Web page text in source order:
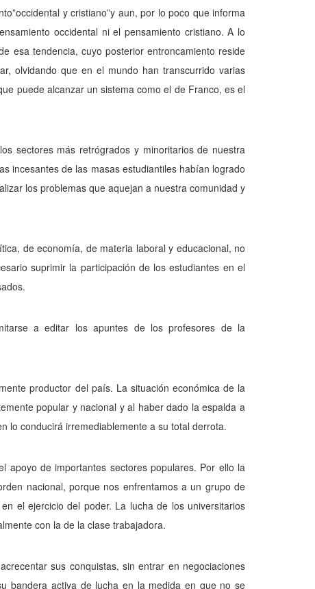
y cristiano”y aun, por lo poco que informa
occidental ni el pensamiento cristiano. A lo
esa tendencia, cuyo posterior entroncamiento reside
olvidando que en el mundo han transcurrido varias
puede alcanzar un sistema como el de Franco, es el
sectores más retrógrados y minoritarios de nuestra
incesantes de las masas estudiantiles habían logrado
los problemas que aquejan a nuestra comunidad y
de economía, de materia laboral y educacional, no
suprimir la participación de los estudiantes en el
a editar los apuntes de los profesores de la
productor del país. La situación económica de la
popular y nacional y al haber dado la espalda a
lo conducirá irremediablemente a su total derrota.
apoyo de importantes sectores populares. Por ello la
nacional, porque nos enfrentamos a un grupo de
el ejercicio del poder. La lucha de los universitarios
con la de la clase trabajadora.
sus conquistas, sin entrar en negociaciones
bandera activa de lucha en la medida en que no se